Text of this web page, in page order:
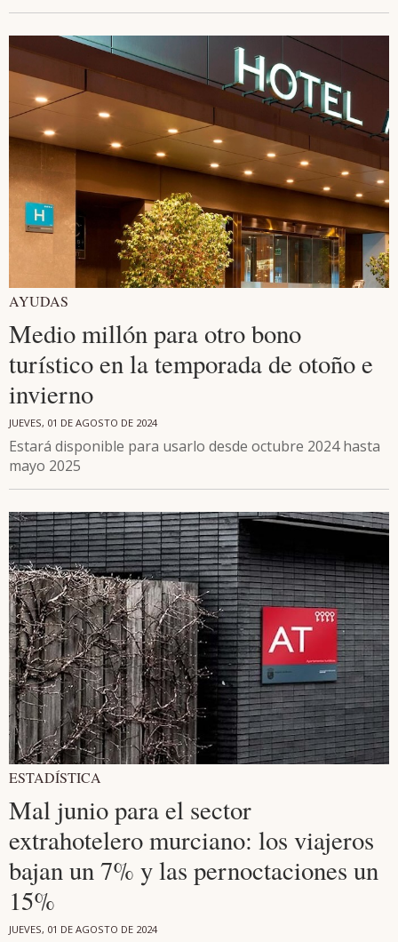
AYUDAS
Medio millón para otro bono
turístico en la temporada de otoño e
invierno
JUEVES, 01 DE AGOSTO DE 2024
Estará disponible para usarlo desde octubre 2024 hasta
mayo 2025
ESTADÍSTICA
Mal junio para el sector
extrahotelero murciano: los viajeros
bajan un 7% y las pernoctaciones un
15%
JUEVES, 01 DE AGOSTO DE 2024